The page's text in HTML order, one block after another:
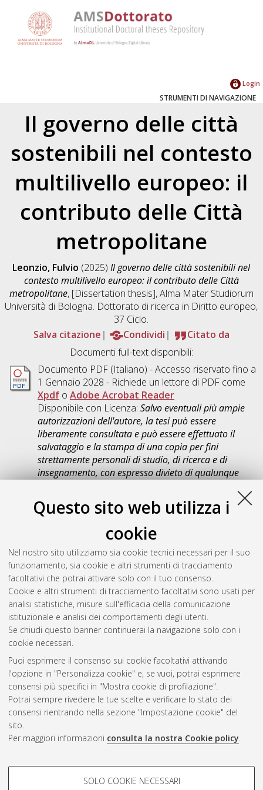
Questo sito web utilizza i
cookie
Nel nostro sito utilizziamo sia cookie tecnici necessari per il suo
funzionamento, sia cookie e altri strumenti di tracciamento
facoltativi che potrai attivare solo con il tuo consenso.
Cookie e altri strumenti di tracciamento facoltativi sono usati per
analisi statistiche, misure sull'efficacia della comunicazione
istituzionale e analisi dei comportamenti degli utenti.
Se chiudi questo banner continuerai la navigazione solo con i
cookie necessari.
Puoi esprimere il consenso sui cookie facoltativi attivando
l'opzione in "Personalizza cookie" e, se vuoi, potrai esprimere
consensi più specifici in "Mostra cookie di profilazione".
Potrai sempre rivedere le tue scelte e verificare lo stato dei
consensi rientrando nella sezione "Impostazione cookie" del
sito.
Per maggiori informazioni consulta la nostra Cookie policy.
COOKIE DI PROFILAZIONE -
SOLO COOKIE NECESSARI
Login
STRUMENTI DI NAVIGAZIONE
Il governo delle città
sostenibili nel contesto
multilivello europeo: il
contributo delle Città
metropolitane
Leonzio, Fulvio (2025)Il governo delle città sostenibili nel
contesto multilivello europeo: il contributo delle Città
metropolitane, [Dissertation thesis], Alma Mater Studiorum
Università di Bologna. Dottorato di ricerca in Diritto europeo,
37 Ciclo.
Salva citazione
Condividi
Citato da
Documenti full-text disponibili:
Documento PDF(Italiano) - Accesso riservato fino a
1 Gennaio 2028 - Richiede un lettore di PDF come
Xpdfo Adobe Acrobat Reader
Disponibile con Licenza: Salvo eventuali più ampie
autorizzazioni dell'autore, la tesi può essere
liberamente consultata e può essere effettuato il
salvataggio e la stampa di una copia per fini
strettamente personali di studio, di ricerca e di
insegnamento, con espresso divieto di qualunque
Ogni altro diritto sul materiale è riservato
Download (2MB)|Contatta l'autore
Abstract
Altri metadati
Gestione del documento:
Atom
Rss 1.0
Rss 2.0
ISSN: 2038-7946
Impostazioni Cookie
Informativa sulla privacy